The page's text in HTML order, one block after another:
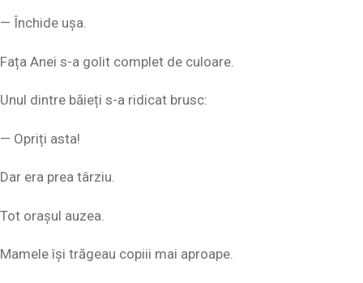
— Închide ușa.
Fața Anei s-a golit complet de culoare.
Unul dintre băieți s-a ridicat brusc:
— Opriți asta!
Dar era prea târziu.
Tot orașul auzea.
Mamele își trăgeau copiii mai aproape.